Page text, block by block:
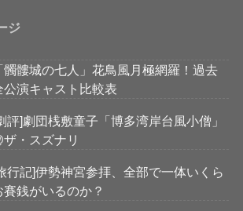
ジ
髑髏城の七人」花鳥風月極網羅！過去
公演キャスト比較表
評]劇団桟敷童子「博多湾岸台風小僧」
ザ・スズナリ
行記]伊勢神宮参拝、全部で一体いくら
賽銭がいるのか？